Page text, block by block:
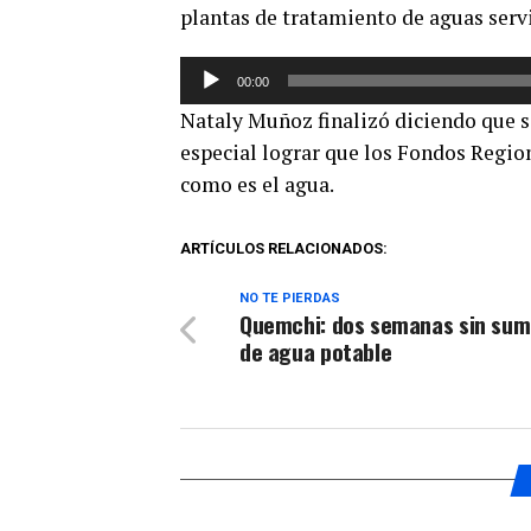
plantas de tratamiento de aguas
Reproductor
audio
00:00
Nataly Muñoz finalizó diciendo que
especial lograr que los Fondos
como es el agua.
ARTÍCULOS RELACIONADOS:
NO TE PIERDAS
Quemchi: dos semanas sin
de agua potable